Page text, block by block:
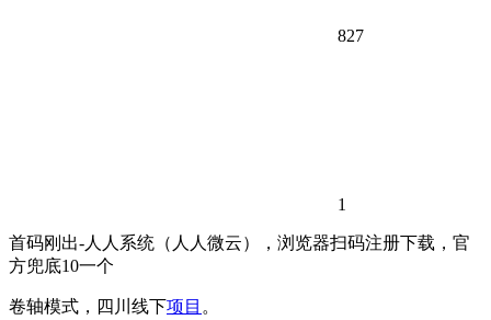
827
1
首码刚出-人人系统（人人微云），浏览器扫码注册下载，官
方兜底10一个
卷轴模式，四川线下项目 。